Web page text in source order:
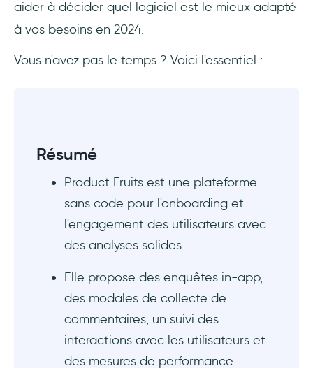
aider à décider quel logiciel est le mieux adapté
à vos besoins en 2024.
Vous n'avez pas le temps ? Voici l'essentiel :
Résumé
Product Fruits est une plateforme
sans code pour l'onboarding et
l'engagement des utilisateurs avec
des analyses solides.
Elle propose des enquêtes in-app,
des modales de collecte de
commentaires, un suivi des
interactions avec les utilisateurs et
des mesures de performance.